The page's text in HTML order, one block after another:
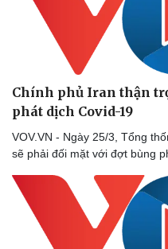
Chính phủ Iran thận
phát dịch Covid-19
VOV.VN - Ngày 25/3, Tổng
sẽ phải đối mặt với đợt bùng